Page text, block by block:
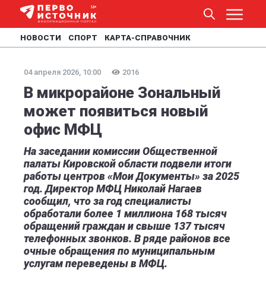
НОВОСТИ СПОРТ КАРТА-СПРАВОЧНИК
04 апреля 2026, 10:00 2016
В микрорайоне Зональный
может появиться новый
офис МФЦ
На заседании комиссии Общественной
палаты Кировской области подвели итоги
работы центров «Мои Документы» за 2025
год. Директор МФЦ Николай Нагаев
сообщил, что за год специалисты
обработали более 1 миллиона 168 тысяч
обращений граждан и свыше 137 тысяч
телефонных звонков. В ряде районов все
очные обращения по муниципальным
услугам переведены в МФЦ.